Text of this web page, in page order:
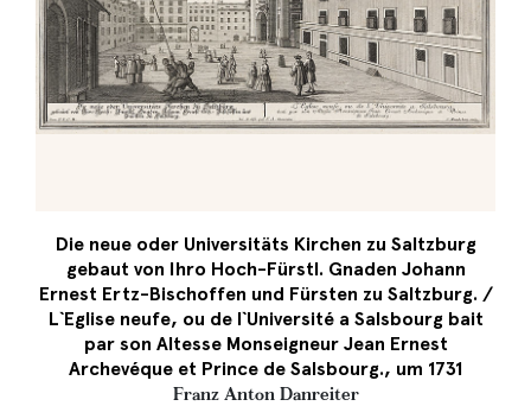
Die neue oder Universitäts Kirchen zu Saltzburg
gebaut von Ihro Hoch-Fürstl. Gnaden Johann
Ernest Ertz-Bischoffen und Fürsten zu Saltzburg. /
L`Eglise neufe, ou de l`Université a Salsbourg bait
par son Altesse Monseigneur Jean Ernest
Archevéque et Prince de Salsbourg., um 1731
Franz Anton Danreiter